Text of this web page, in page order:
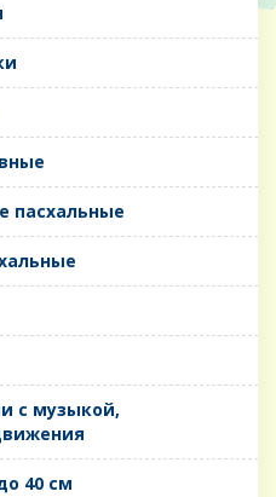
пасхальные
с музыкой,
40 см